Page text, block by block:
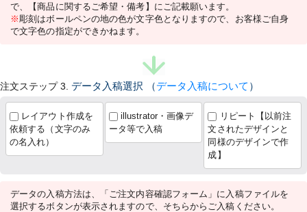
で、【商品に関するご希望・備考】にご記載願います。
※彫刻はボールペンの地の色が文字色となりますので、お客様ご自身
で文字色の指定ができかねます。
注文ステップ 3. データ入稿選択 （データ入稿について ）
レイアウト作成を
依頼する（文字のみ
の名入れ）
illustrator・画像デ
ータ等で入稿
リピート【以前注
文されたデザインと
同様のデザインで作
成】
データの入稿方法は、「ご注文内容確認フォーム」に入稿ファイルを
選択するボタンが表示されますので、そちらからご入稿ください。